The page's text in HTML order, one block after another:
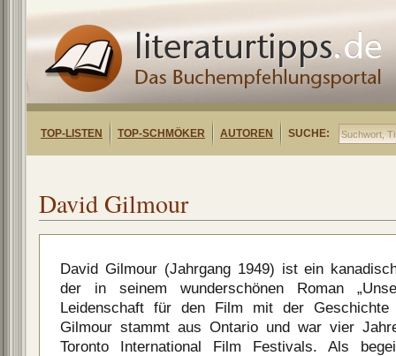
TOP-LISTEN TOP-SCHMÖKER AUTOREN SUCHE:
David Gilmour
David Gilmour (Jahrgang 1949) ist ein
der in seinem wunderschönen Roman
Leidenschaft für den Film mit der Geschichte
Gilmour stammt aus Ontario und war vier
Toronto International Film Festivals. Als